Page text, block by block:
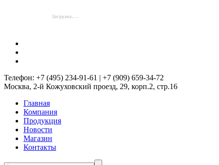
Телефон: +7 (495) 234-91-61 | +7 (909) 659-34-72
Москва, 2-й Кожуховский проезд, 29, корп.2, стр.16
Главная
Компания
Продукция
Новости
Магазин
Контакты